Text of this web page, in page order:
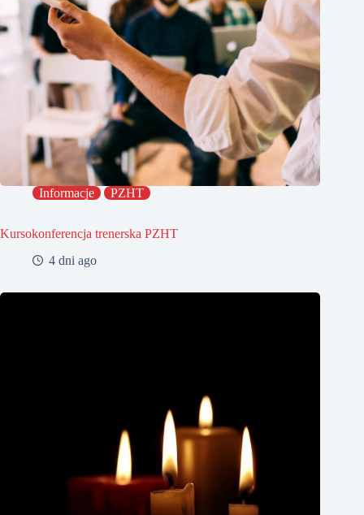
Informacje PZHT
Kursokonferencja trenerska PZHT
4 dni ago